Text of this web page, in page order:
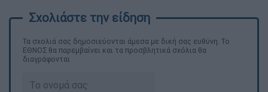
Τα σχολιά σας δημοσιεύονται άμεσα με δική σας ευθύνη. Το
ΕΘΝΟΣ θα παρεμβαίνει και τα προσβλητικά σχόλια θα
διαγράφονται